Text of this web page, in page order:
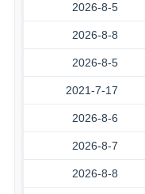
2026-8-5
2026-8-8
2026-8-5
2021-7-17
2026-8-6
2026-8-7
2026-8-8